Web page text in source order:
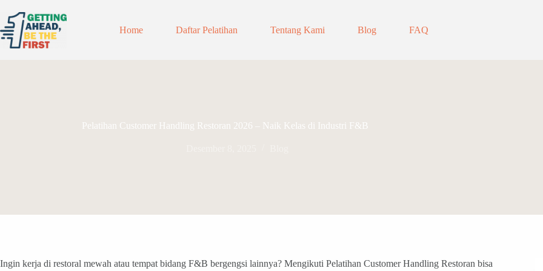
Home Daftar Pelatihan Tentang Kami Blog FAQ
Pelatihan Customer Handling Restoran 2026 – Naik Kelas di Industri F&B
Ingin kerja di restoral mewah atau tempat bidang F&B bergengsi lainnya? Mengikuti Pelatihan Customer Handling Restoran bisa